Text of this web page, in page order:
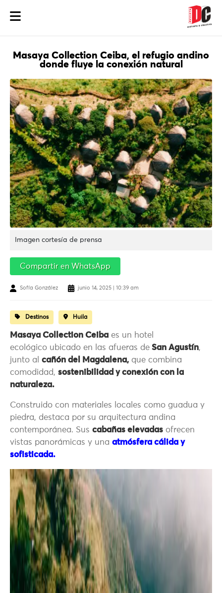
Masaya Collection Ceiba, el refugio andino
donde fluye la conexión natural
Imagen cortesía de prensa
Compartir en WhatsApp
Sofía González junio 14, 2025 | 10:39 am
Destinos Huila
Masaya Collection Ceiba es un hotel
ecológico ubicado en las afueras de San Agustín,
junto al cañón del Magdalena, que combina
comodidad, sostenibilidad y conexión con la
naturaleza.
Construido con materiales locales como guadua y
piedra, destaca por su arquitectura andina
contemporánea. Sus cabañas elevadas ofrecen
vistas panorámicas y una atmósfera cálida y
sofisticada.